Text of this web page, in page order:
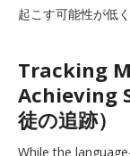
起こす可能性が低
Tracking
Achieving
徒の追跡）
While the